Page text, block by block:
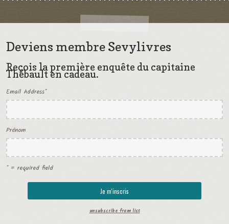
Deviens membre Sevylivres
Reçois la première enquête du capitaine
Thébault en cadeau.
Email Address*
Prénom
* = required field
unsubscribe from list